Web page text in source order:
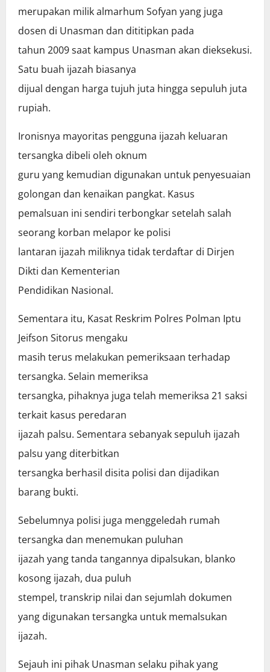
merupakan milik almarhum Sofyan yang juga
dosen di Unasman dan dititipkan pada
tahun 2009 saat kampus Unasman akan dieksekusi.
Satu buah ijazah biasanya
dijual dengan harga tujuh juta hingga sepuluh juta
rupiah.
Ironisnya mayoritas pengguna ijazah keluaran
tersangka dibeli oleh oknum
guru yang kemudian digunakan untuk penyesuaian
golongan dan kenaikan pangkat. Kasus
pemalsuan ini sendiri terbongkar setelah salah
seorang korban melapor ke polisi
lantaran ijazah miliknya tidak terdaftar di Dirjen
Dikti dan Kementerian
Pendidikan Nasional.
Sementara itu, Kasat Reskrim Polres Polman Iptu
Jeifson Sitorus mengaku
masih terus melakukan pemeriksaan terhadap
tersangka. Selain memeriksa
tersangka, pihaknya juga telah memeriksa 21 saksi
terkait kasus peredaran
ijazah palsu. Sementara sebanyak sepuluh ijazah
palsu yang diterbitkan
tersangka berhasil disita polisi dan dijadikan
barang bukti.
Sebelumnya polisi juga menggeledah rumah
tersangka dan menemukan puluhan
ijazah yang tanda tangannya dipalsukan, blanko
kosong ijazah, dua puluh
stempel, transkrip nilai dan sejumlah dokumen
yang digunakan tersangka untuk memalsukan
ijazah.
Sejauh ini pihak Unasman selaku pihak yang